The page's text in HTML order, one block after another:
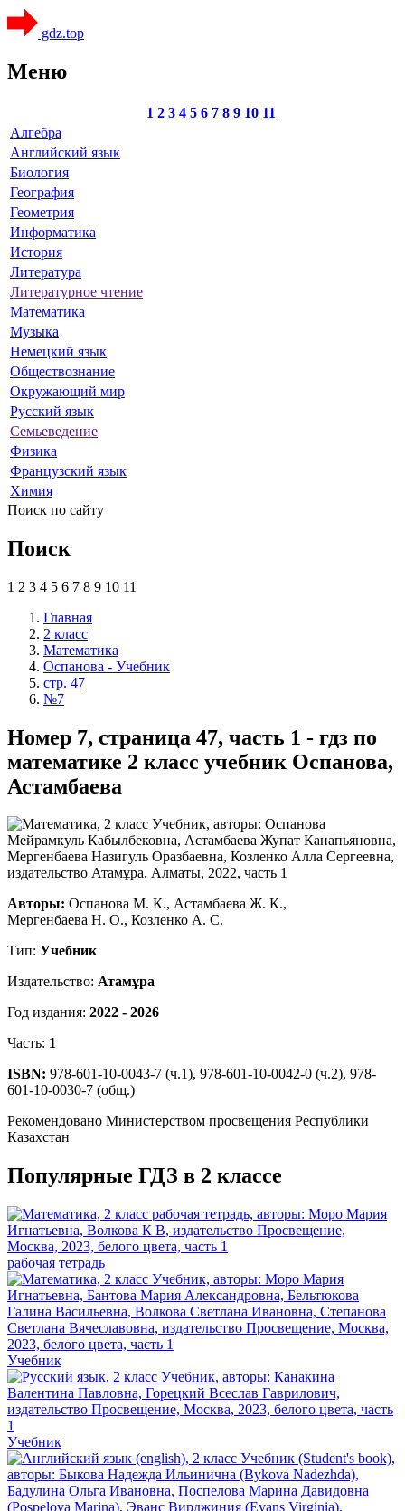
gdz.top
Меню
1 2 3 4 5 6 7 8 9 10 11
Алгебра
Английский язык
Биология
География
Геометрия
Информатика
История
Литература
Литературное чтение
Математика
Музыка
Немецкий язык
Обществознание
Окружающий мир
Русский язык
Семьеведение
Физика
Французский язык
Химия
Поиск по сайту
Поиск
1 2 3 4 5 6 7 8 9 10 11
Главная
2 класс
Математика
Оспанова - Учебник
стр. 47
№7
Номер 7, страница 47, часть 1 - гдз по
математике 2 класс учебник Оспанова,
Астамбаева
Авторы: Оспанова М. К., Астамбаева Ж. К.,
Мергенбаева Н. О., Козленко А. С.
Тип: Учебник
Издательство: Атамұра
Год издания: 2022 - 2026
Часть: 1
ISBN: 978-601-10-0043-7 (ч.1), 978-601-10-0042-0 (ч.2), 978-
601-10-0030-7 (общ.)
Рекомендовано Министерством просвещения Республики
Казахстан
Популярные ГДЗ в 2 классе
рабочая тетрадь
Учебник
Учебник